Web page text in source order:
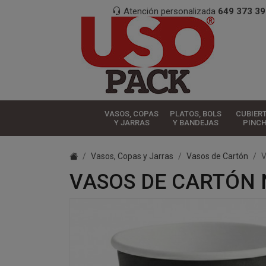
Atención personalizada 649 373
VASOS, COPAS
Y JARRAS
PLATOS, BOLS
Y BANDEJAS
Vasos, Copas y Jarras Vasos de Cartón
VASOS DE